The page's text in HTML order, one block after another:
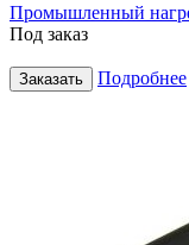
Промышленный
Под заказ
Заказать Подробнее